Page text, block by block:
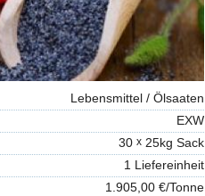
Lebensmittel / Ölsaaten
EXW
30
25kg Sack
1 Liefereinheit
1.905,00 €/Tonne